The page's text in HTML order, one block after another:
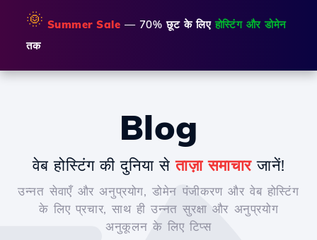
🌞 Summer Sale — 70% छूट के लिएहोस्टिंग और डोमेन
तक
Blog
वेब होस्टिंग की दुनिया सेताज़ा समाचारजानें!
उन्नत सेवाएँ और अनुप्रयोग, डोमेन पंजीकरण और वेब होस्टिंग
के लिए प्रचार, साथ ही उन्नत सुरक्षा और अनुप्रयोग
अनुकूलन के लिए टिप्स